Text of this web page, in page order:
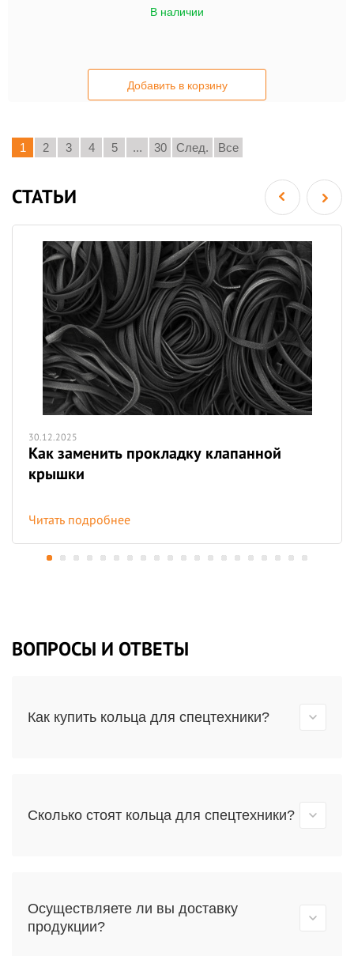
В наличии
Добавить в корзину
1 2 3 4 5 ... 30 След. Все
СТАТЬИ
30.12.2025
Как заменить прокладку клапанной
крышки
Читать подробнее
ВОПРОСЫ И ОТВЕТЫ
Как купить кольца для спецтехники?
Сколько стоят кольца для спецтехники?
Осуществляете ли вы доставку
продукции?